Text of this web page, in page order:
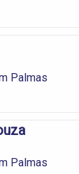
Palmas
Palmas